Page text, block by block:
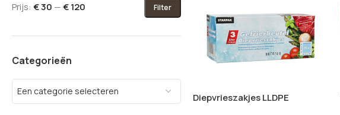
Filter
Prijs: € 30 —€ 120
Categorieën
Een categorie selecteren
Diepvrieszakjes LLDPE